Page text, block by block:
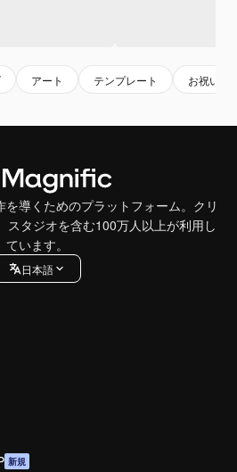
アート テンプレート お祝い
導くためのプラットフォーム。クリ
スタジオを含む100万人以上が利用し
ています。
日本語
新規